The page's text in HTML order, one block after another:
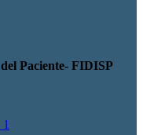
Paciente- FIDISP